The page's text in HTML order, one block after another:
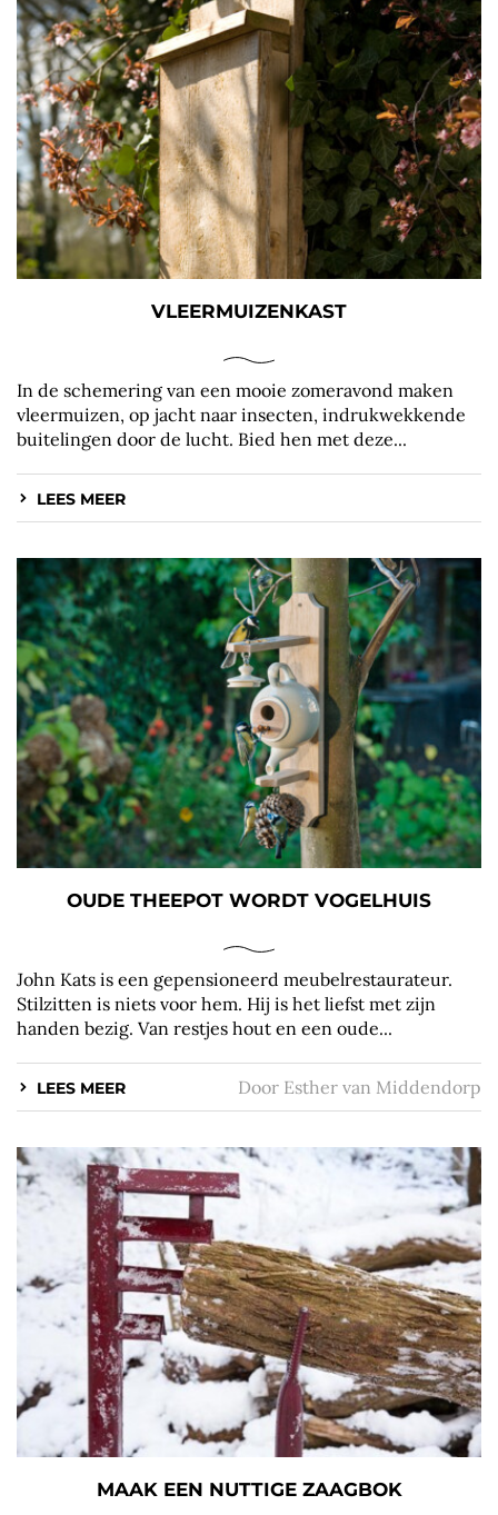
VLEERMUIZENKAST
In de schemering van een mooie zomeravond maken
vleermuizen, op jacht naar insecten, indrukwekkende
buitelingen door de lucht. Bied hen met deze...
LEES MEER
OUDE THEEPOT WORDT VOGELHUIS
John Kats is een gepensioneerd meubelrestaurateur.
Stilzitten is niets voor hem. Hij is het liefst met zijn
handen bezig. Van restjes hout en een oude...
LEES MEER Door Esther van Middendorp
MAAK EEN NUTTIGE ZAAGBOK